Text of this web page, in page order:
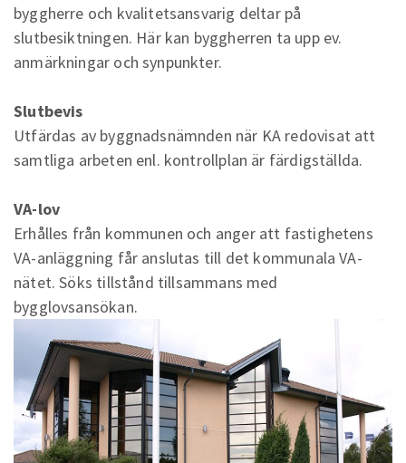
byggherre och kvalitetsansvarig deltar på
slutbesiktningen. Här kan byggherren ta upp ev.
anmärkningar och synpunkter.
Slutbevis
Utfärdas av byggnadsnämnden när KA redovisat att
samtliga arbeten enl. kontrollplan är färdigställda.
VA-lov
Erhålles från kommunen och anger att fastighetens
VA-anläggning får anslutas till det kommunala VA-
nätet. Söks tillstånd tillsammans med
bygglovsansökan.